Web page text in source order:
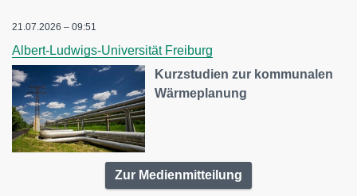
21.07.2026 – 09:51
Albert-Ludwigs-Universität Freiburg
Kurzstudien zur kommunalen
Wärmeplanung
Zur Medienmitteilung